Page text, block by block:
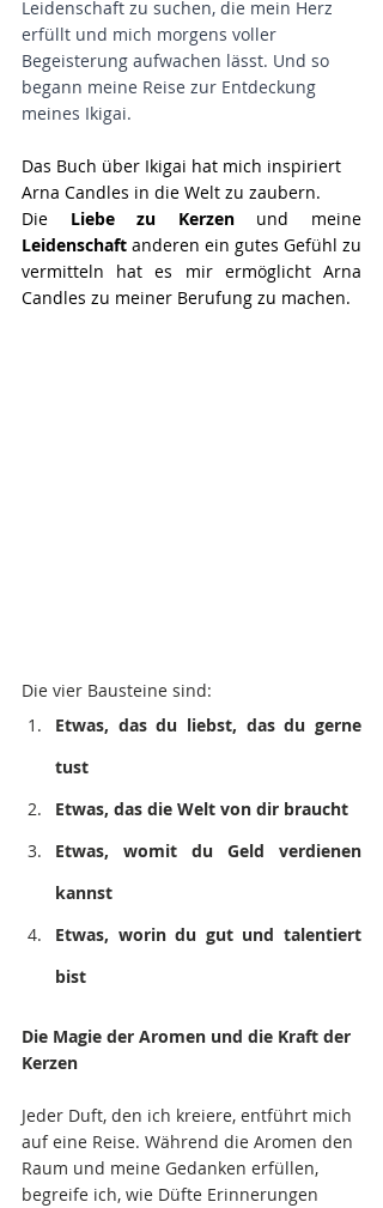
Leidenschaft zu suchen, die mein Herz
erfüllt und mich morgens voller
Begeisterung aufwachen lässt. Und so
begann meine Reise zur Entdeckung
meines Ikigai.
Das Buch über Ikigai hat mich inspiriert
Arna Candles in die Welt zu zaubern.
Die Liebe zu Kerzen
Leidenschaft anderen ein gutes Gefühl zu
vermitteln hat es mir ermöglicht Arna
Candles zu meiner Berufung zu machen.
Die vier Bausteine sind:
Etwas, das du liebst, das du gerne
tust
Etwas, das die Welt von dir braucht
Etwas, womit du Geld verdienen
kannst
Etwas, worin du gut und talentiert
bist
Die Magie der Aromen und die Kraft der
Kerzen
Jeder Duft, den ich kreiere, entführt mich
auf eine Reise. Während die Aromen den
Raum und meine Gedanken erfüllen,
begreife ich, wie Düfte Erinnerungen